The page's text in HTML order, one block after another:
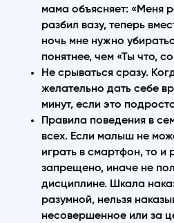
мама объясняет: «Меня
разбил вазу, теперь
ночь мне нужно
понятнее, чем «Ты что,
Не срываться сразу.
желательно дать себе
минут, если это
Правила поведения в
всех. Если малыш не
играть в смартфон, то и
запрещено, иначе не
дисциплине. Шкала
разумной, нельзя
несовершенное или за